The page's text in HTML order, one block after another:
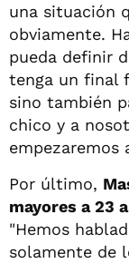
una situación
obviamente.
pueda definir
tenga un final
sino también
chico y a
empezaremos
Por último,
mayores a 23
"Hemos
solamente de